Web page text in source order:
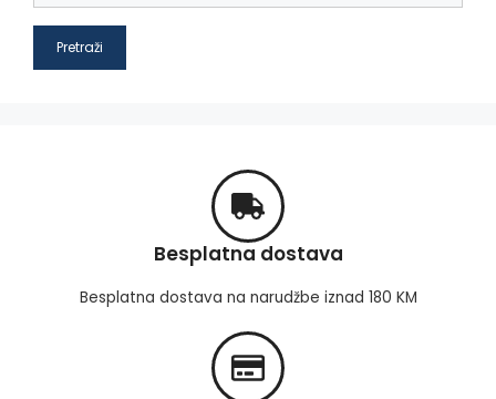
Pretraži
Besplatna dostava
Besplatna dostava na narudžbe iznad 180 KM